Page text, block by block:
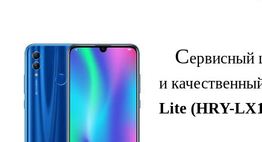
Сервисный
и
Lite (HRY-